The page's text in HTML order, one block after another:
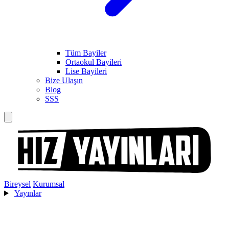
Tüm Bayiler
Ortaokul Bayileri
Lise Bayileri
Bize Ulaşın
Blog
SSS
Bireysel Kurumsal
Yayınlar